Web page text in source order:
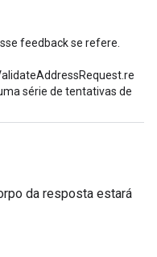
feedback se refere.
série de tentativas de
da resposta estará